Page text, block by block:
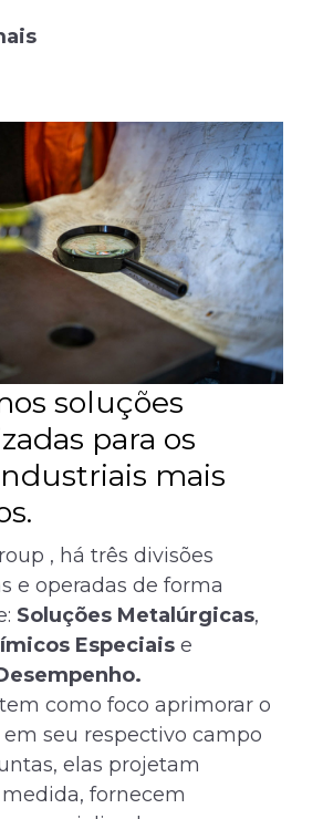
soluções
para os
mais
, há três divisões
e operadas de forma
Soluções Metalúrgicas,
Especiaise
como foco aprimorar o
seu respectivo campo
elas projetam
fornecem